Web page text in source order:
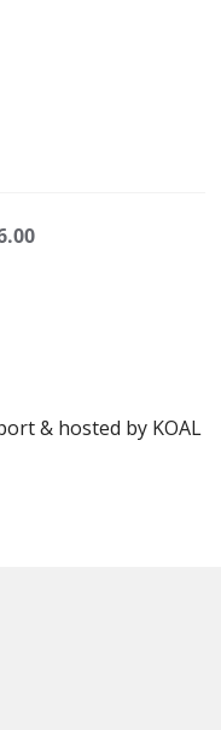
& hosted by KOAL